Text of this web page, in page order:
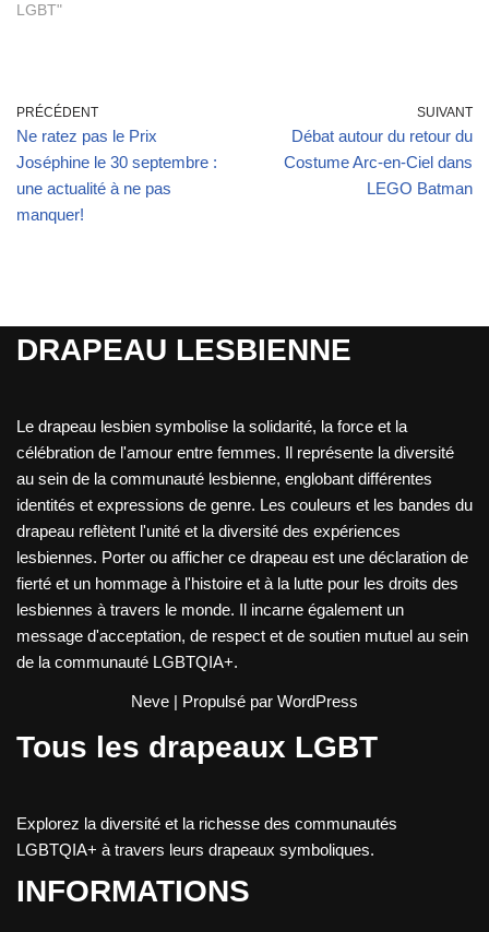
LGBT"
PRÉCÉDENT
Ne ratez pas le Prix
Joséphine le 30 septembre :
une actualité à ne pas
manquer!
SUIVANT
Débat autour du retour du
Costume Arc-en-Ciel dans
LEGO Batman
DRAPEAU LESBIENNE
Le drapeau lesbien symbolise la solidarité, la force et la
célébration de l'amour entre femmes. Il représente la diversité
au sein de la communauté lesbienne, englobant différentes
identités et expressions de genre. Les couleurs et les bandes du
drapeau reflètent l'unité et la diversité des expériences
lesbiennes. Porter ou afficher ce drapeau est une déclaration de
fierté et un hommage à l'histoire et à la lutte pour les droits des
lesbiennes à travers le monde. Il incarne également un
message d'acceptation, de respect et de soutien mutuel au sein
de la communauté LGBTQIA+.
Neve | Propulsé par WordPress
Tous les drapeaux LGBT
Explorez la diversité et la richesse des communautés
LGBTQIA+ à travers leurs drapeaux symboliques.
INFORMATIONS